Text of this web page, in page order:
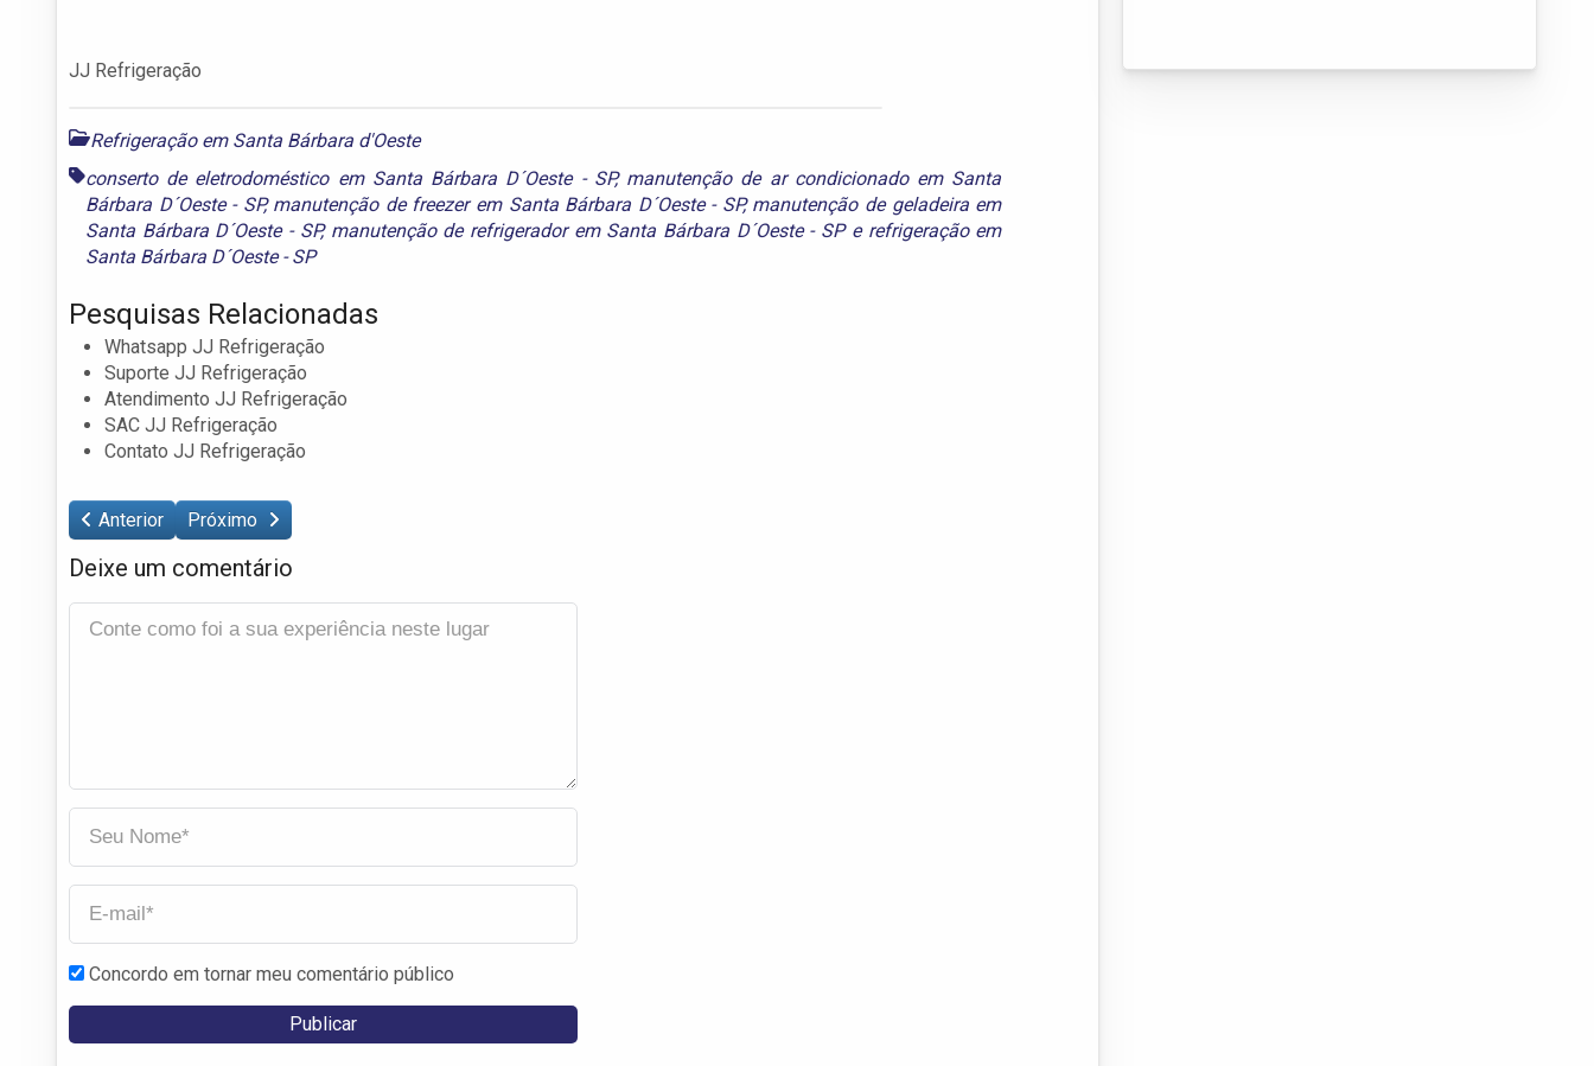
JJ Refrigeração
Refrigeração em Santa Bárbara d'Oeste
conserto de eletrodoméstico em Santa Bárbara D´Oeste - SP, manutenção de ar condicionado em Santa
Bárbara D´Oeste - SP, manutenção de freezer em Santa Bárbara D´Oeste - SP, manutenção de geladeira em
Santa Bárbara D´Oeste - SP, manutenção de refrigerador em Santa Bárbara D´Oeste - SPe refrigeração em
Santa Bárbara D´Oeste - SP
Pesquisas Relacionadas
Whatsapp JJ Refrigeração
Suporte JJ Refrigeração
Atendimento JJ Refrigeração
SAC JJ Refrigeração
Contato JJ Refrigeração
Anterior Próximo
Deixe um comentário
Concordo em tornar meu comentário público